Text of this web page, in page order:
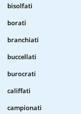
bisolfati
borati
branchiati
buccellati
burocrati
califfati
campionati